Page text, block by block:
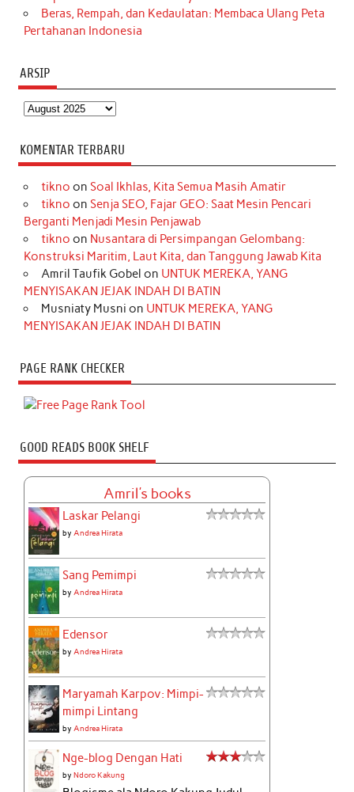
Beras, Rempah, dan Kedaulatan: Membaca Ulang Peta
Pertahanan Indonesia
ARSIP
Arsip
KOMENTAR TERBARU
tikno on Soal Ikhlas, Kita Semua Masih Amatir
tikno on Senja SEO, Fajar GEO: Saat Mesin Pencari
Berganti Menjadi Mesin Penjawab
tikno on Nusantara di Persimpangan Gelombang:
Konstruksi Maritim, Laut Kita, dan Tanggung Jawab Kita
Amril Taufik Gobel on UNTUK MEREKA, YANG
MENYISAKAN JEJAK INDAH DI BATIN
Musniaty Musni on UNTUK MEREKA, YANG
MENYISAKAN JEJAK INDAH DI BATIN
PAGE RANK CHECKER
GOOD READS BOOK SHELF
Amril's books
Laskar Pelangi
by Andrea Hirata
Sang Pemimpi
by Andrea Hirata
Edensor
by Andrea Hirata
Maryamah Karpov: Mimpi-
mimpi Lintang
by Andrea Hirata
Nge-blog Dengan Hati
byNdoro Kakung